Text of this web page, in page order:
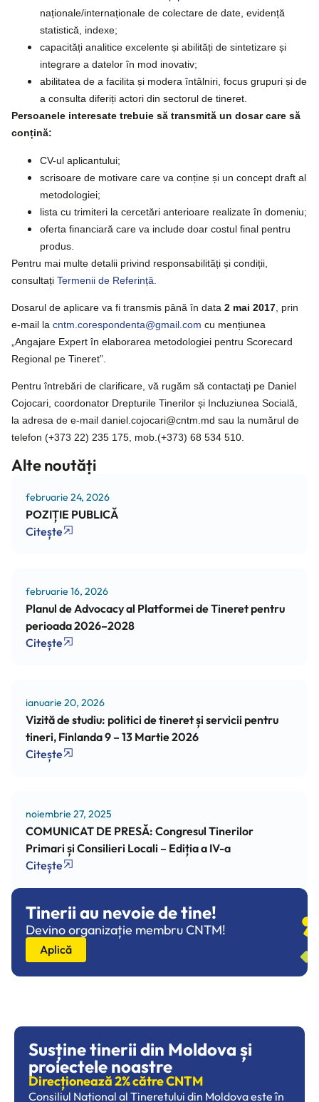
naționale/internaționale de colectare de date, evidență
statistică, indexe;
capacități analitice excelente și abilități de sintetizare și
integrare a datelor în mod inovativ;
abilitatea de a facilita și modera întâlniri, focus grupuri și de
a consulta diferiți actori din sectorul de tineret.
Persoanele interesate trebuie să transmită un dosar care să
conțină:
CV-ul aplicantului;
scrisoare de motivare care va conține și un concept draft al
metodologiei;
lista cu trimiteri la cercetări anterioare realizate în domeniu;
oferta financiară care va include doar costul final pentru
produs.
Pentru mai multe detalii privind responsabilități și condiții,
consultați Termenii de Referință.
Dosarul de aplicare va fi transmis până în data 2 mai 2017 , prin
e-mail la cntm.corespondenta@gmail.com cu mențiunea
„Angajare Expert în elaborarea metodologiei pentru Scorecard
Regional pe Tineret”.
Pentru întrebări de clarificare, vă rugăm să contactați pe Daniel
Cojocari, coordonator Drepturile Tinerilor și Incluziunea Socială,
la adresa de e-mail daniel.cojocari@cntm.md sau la numărul de
telefon (+373 22) 235 175, mob.(+373) 68 534 510.
Alte noutăți
februarie 24, 2026
POZIȚIE PUBLICĂ
Citește
februarie 16, 2026
Planul de Advocacy al Platformei de Tineret pentru
perioada 2026–2028
Citește
ianuarie 20, 2026
Vizită de studiu: politici de tineret și servicii pentru
tineri, Finlanda 9 – 13 Martie 2026
Citește
noiembrie 27, 2025
COMUNICAT DE PRESĂ: Congresul Tinerilor
Primari și Consilieri Locali – Ediția a IV-a
Citește
Tinerii au nevoie de tine!
Devino organizație membru CNTM!
Aplică
Susține tinerii din Moldova și
proiectele noastre
Direcționează 2% către CNTM
Consiliul Național al Tineretului din Moldova este în